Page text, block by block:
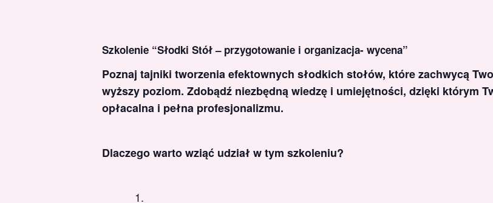
Szkolenie “Słodki Stół – przygotowanie i organizacja- wycena”
Poznaj tajniki tworzenia efektownych słodkich stołów, które zachwycą
wyższy poziom. Zdobądź niezbędną wiedzę i umiejętności, dzięki którym
opłacalna i pełna profesjonalizmu.
Dlaczego warto wziąć udział w tym szkoleniu?